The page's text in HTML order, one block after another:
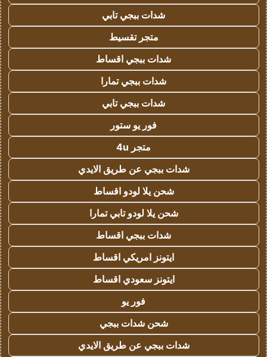
شدات ببجي تابي
متجر تقسيط
شدات ببجي اقساط
شدات ببجي تمارا
شدات ببجي تابي
فور يو ستور
متجر 4u
شدات ببجي عن طريق الايدي
شحن يلا لودو اقساط
شحن يلا لودو تابي تمارا
شدات ببجي اقساط
ايتونز امريكي اقساط
ايتونز سعودي اقساط
فور يو
شحن شدات ببجي
شدات ببجي عن طريق الايدي